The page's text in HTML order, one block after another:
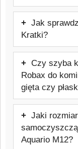
Tak, szyba
model jest
marki
sprawdzić
aby
Jak
Kratki?
lub
Warto też
w celu
Czy szyba
Robax do
gięta czy
Ten model
płaska,
pieca. Typ
Jaki
Aquario M12?